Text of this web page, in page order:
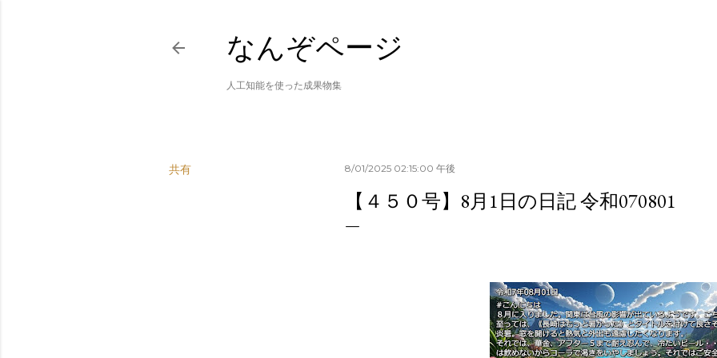
なんぞページ
人工知能を使った成果物集
共有 8/01/2025 02:15:00 午後
【４５０号】8月1日の日記 令和070801